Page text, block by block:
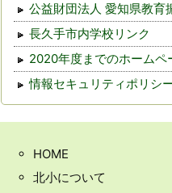
公益財団法人 愛知県教育
長久手市内学校リンク
2020年度までのホームペ
情報セキュリティポリシ
HOME
北小について